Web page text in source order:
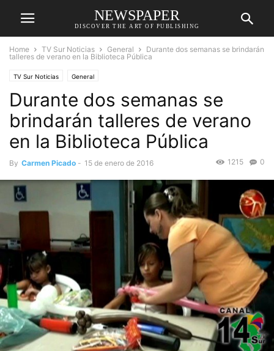
NEWSPAPER
DISCOVER THE ART OF PUBLISHING
Home TV Sur Noticias General
Durante dos semanas se brindarán
talleres de verano en la Biblioteca Pública
TV Sur Noticias General
Durante dos semanas se
brindarán talleres de verano
en la Biblioteca Pública
By Carmen Picado - 15 de enero de 2016 0
1215